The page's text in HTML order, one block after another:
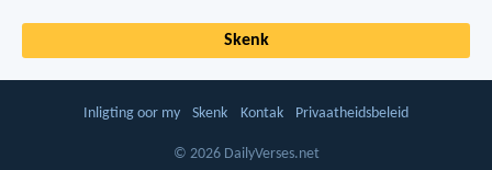
Skenk
Inligting oor my Skenk Kontak Privaatheidsbeleid
© 2026 DailyVerses.net